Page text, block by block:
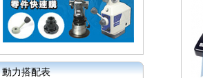
動力搭配表